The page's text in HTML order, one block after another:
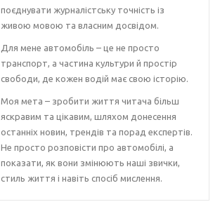
поєднувати журналістську точність із
живою мовою та власним досвідом.
Для мене автомобіль – це не просто
транспорт, а частина культури й простір
свободи, де кожен водій має свою історію.
Моя мета – зробити життя читача більш
яскравим та цікавим, шляхом донесення
останніх новин, трендів та порад експертів.
Не просто розповісти про автомобілі, а
показати, як вони змінюють наші звички,
стиль життя і навіть спосіб мислення.